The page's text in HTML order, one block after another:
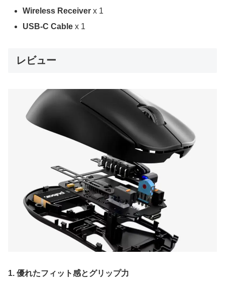
Wireless Receiver x 1
USB-C Cable x 1
レビュー
1. 優れたフィット感とグリップ力